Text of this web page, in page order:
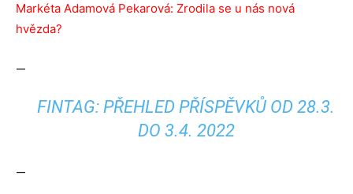
Markéta Adamová Pekarová: Zrodila se u nás nová
hvězda?
—
FINTAG: PŘEHLED PŘÍSPĚVKŮ OD 28.3.
DO 3.4. 2022
—